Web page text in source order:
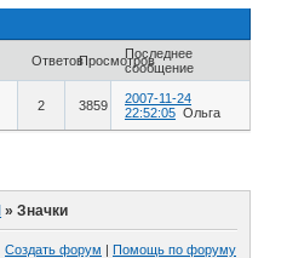
ОтветовПросмотровПоследнее
сообщение
2 3859
2007-11-24
22:52:05 Ольга
»Значки
Создать форум | Помощь по форуму